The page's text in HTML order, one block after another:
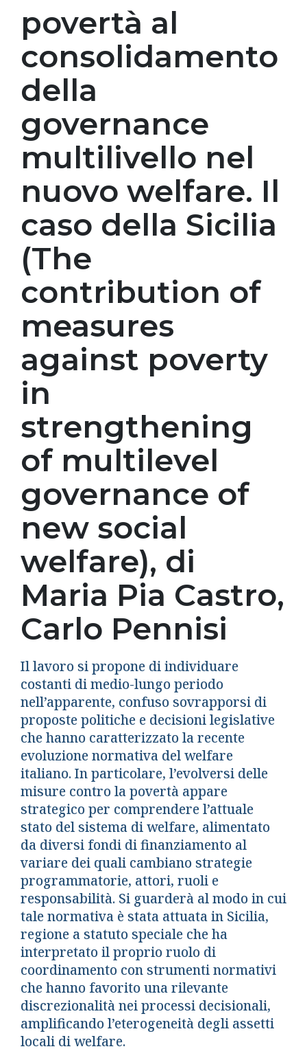
povertà al
consolidamento
della
governance
multilivello nel
nuovo welfare. Il
caso della Sicilia
(The
contribution of
measures
against poverty
in
strengthening
of multilevel
governance of
new social
welfare), di
Maria Pia Castro,
Carlo Pennisi
Il lavoro si propone di individuare
costanti di medio-lungo periodo
nell’apparente, confuso sovrapporsi di
proposte politiche e decisioni legislative
che hanno caratterizzato la recente
evoluzione normativa del welfare
italiano. In particolare, l’evolversi delle
misure contro la povertà appare
strategico per comprendere l’attuale
stato del sistema di welfare, alimentato
da diversi fondi di finanziamento al
variare dei quali cambiano strategie
programmatorie, attori, ruoli e
responsabilità. Si guarderà al modo in cui
tale normativa è stata attuata in Sicilia,
regione a statuto speciale che ha
interpretato il proprio ruolo di
coordinamento con strumenti normativi
che hanno favorito una rilevante
discrezionalità nei processi decisionali,
amplificando l’eterogeneità degli assetti
locali di welfare.